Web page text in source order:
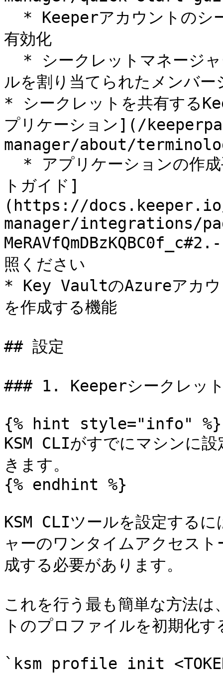
有効化
ルを割り当てられたメンバー
* シークレットを共有する
プリケーション](/
manager/about/
トガイド]
(https://
manager/integrations/
照ください
* Key VaultのAzureアカウ
を作成する機能
## 設定
### 1. Keeperシークレッ
{% hint style="info" %}
KSM CLIがすでにマシンに
きます。
{% endhint %}
KSM CLIツールを設定する
ャーのワンタイムアクセス
成する必要があります。
これを行う最も簡単な方法
トのプロファイルを初期化
`ksm profile init